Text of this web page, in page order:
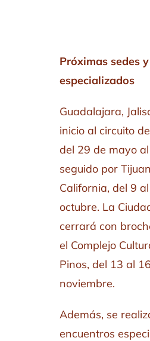
Próximas sedes
especializados
Guadalajara,
inicio al circuito
del 29 de mayo
seguido por
California, del 9
octubre. La
cerrará con
el Complejo
Pinos, del 13 al
noviembre.
Además, se
encuentros